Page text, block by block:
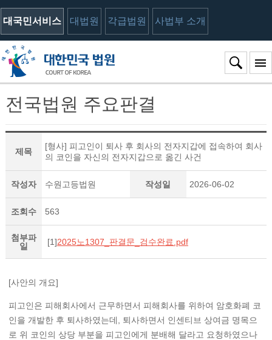
대국민서비스 대법원 각급법원 사법부 소개
전국법원 주요판결
제목
[형사] 피고인이 퇴사 후 회사의 전자지갑에 접속하여 회사
의 코인을 자신의 전자지갑으로 옮긴 사건
작성자 수원고등법원 작성일 2026-06-02
조회수 563
첨부파
일
[1]2025노1307_판결문_검수완료.pdf
[사안의 개요]
피고인은 피해회사에서 근무하면서 피해회사를 위하여 암호화폐 코
인을 개발한 후 퇴사하였는데, 퇴사하면서 인센티브 상여금 명목으
로 위 코인의 상당 부분을 피고인에게 분배해 달라고 요청하였으나